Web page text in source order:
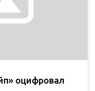
оцифровал